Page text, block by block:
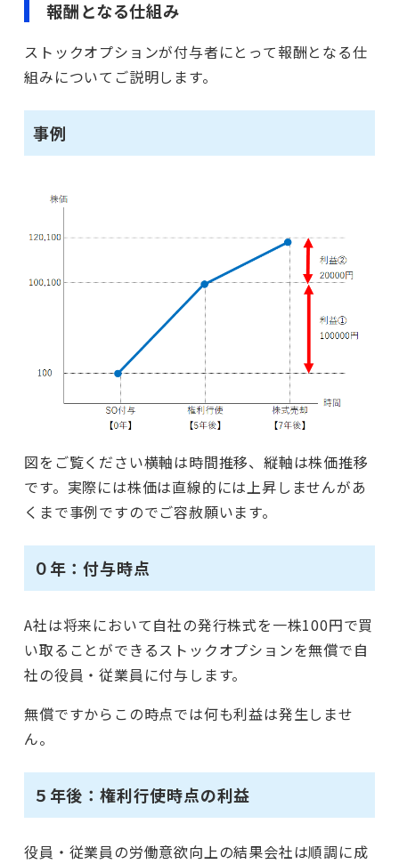
報酬となる仕組み
ストックオプションが付与者にとって報酬となる仕
組みについてご説明します。
事例
図をご覧ください横軸は時間推移、縦軸は株価推移
です。実際には株価は直線的には上昇しませんがあ
くまで事例ですのでご容赦願います。
０年：付与時点
A社は将来において自社の発行株式を一株100円で買
い取ることができるストックオプションを無償で自
社の役員・従業員に付与します。
無償ですからこの時点では何も利益は発生しませ
ん。
５年後：権利行使時点の利益
役員・従業員の労働意欲向上の結果会社は順調に成